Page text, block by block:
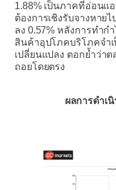
1.88% เป็นภาคที่อ่อนแ
ต้องการเชิงรับจางหาย
ลง 0.57% หลังการทำก
สินค้าอุปโภคบริโภคจำ
เปลี่ยนแปลง ตอกย้ำว่า
ถอยโดยตรง
ผลการดำเ